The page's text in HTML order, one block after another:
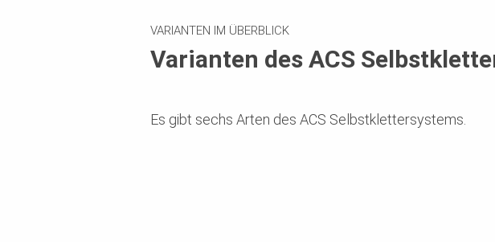
VARIANTEN IM ÜBERBLICK
Varianten des ACS
Es gibt sechs Arten des ACS Selbstklettersystems.